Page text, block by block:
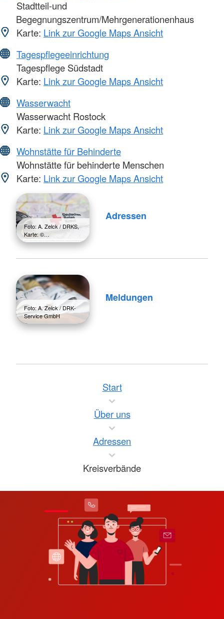
Stadtteil-und
Begegnungszentrum/Mehrgenerationenhaus
Karte: Link zur Google Maps Ansicht
Tagespflegeeinrichtung
Tagespflege Südstadt
Karte: Link zur Google Maps Ansicht
Wasserwacht
Wasserwacht Rostock
Karte: Link zur Google Maps Ansicht
Wohnstätte für Behinderte
Wohnstätte für behinderte Menschen
Karte: Link zur Google Maps Ansicht
Foto: A. Zelck / DRKS,
Karte: ©…
Adressen
Foto: A. Zelck / DRK-
Service GmbH
Meldungen
Start
Über uns
Adressen
Kreisverbände